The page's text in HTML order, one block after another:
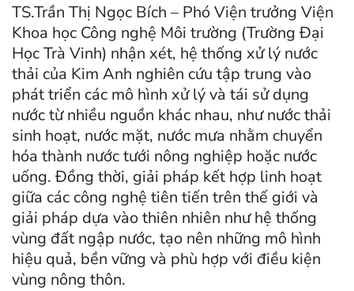
TS.Trần Thị Ngọc Bích – Phó Viện trưởng Viện
Khoa học Công nghệ Môi trường (Trường Đại
Học Trà Vinh) nhận xét, hệ thống xử lý nước
thải của Kim Anh nghiên cứu tập trung vào
phát triển các mô hình xử lý và tái sử dụng
nước từ nhiều nguồn khác nhau, như nước thải
sinh hoạt, nước mặt, nước mưa nhằm chuyển
hóa thành nước tưới nông nghiệp hoặc nước
uống. Đồng thời, giải pháp kết hợp linh hoạt
giữa các công nghệ tiên tiến trên thế giới và
giải pháp dựa vào thiên nhiên như hệ thống
vùng đất ngập nước, tạo nên những mô hình
hiệu quả, bền vững và phù hợp với điều kiện
vùng nông thôn.